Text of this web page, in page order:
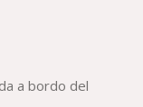
a bordo del